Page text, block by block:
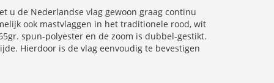
u de Nederlandse vlag gewoon graag continu
ook mastvlaggen in het traditionele rood, wit
spun-polyester en de zoom is dubbel-gestikt.
Hierdoor is de vlag eenvoudig te bevestigen